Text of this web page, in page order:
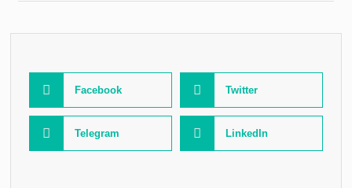
Facebook Twitter
Telegram LinkedIn